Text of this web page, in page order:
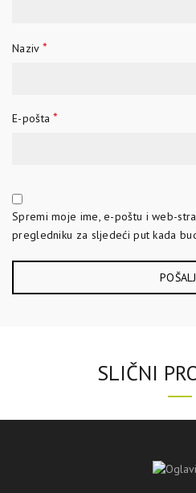
Naziv *
E-pošta*
Spremi moje ime, e-poštu i web-
pregledniku za sljedeći put kada
SLIČNI